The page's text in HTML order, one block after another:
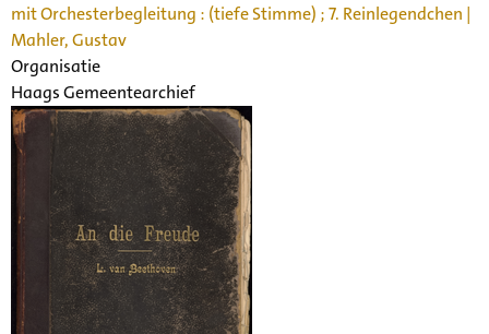
mit Orchesterbegleitung : (tiefe Stimme) ; 7. Reinlegendchen |
Mahler, Gustav
Organisatie
Haags Gemeentearchief